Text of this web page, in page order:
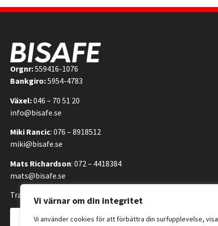
Vi värnar om din integritet
Vi använder cookies för att förbättra din surfupplevelse, visa
Orgnr:559416-1076
Bankgiro:5954-4783
Växel:046 – 70 51 20
info@bisafe.se
Miki Rancic: 076 – 8918512
miki@bisafe.se
Mats Richardson: 072 – 4418384
mats@bisafe.se
Transportvägen 14, 246 42 Löddeköpinge, Sverige
Kontakta oss